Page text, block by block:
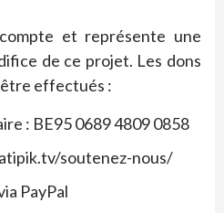
et représente une
de ce projet. Les dons
effectués :
: BE95 0689 4809 0858
soutenez-nous/
PayPal